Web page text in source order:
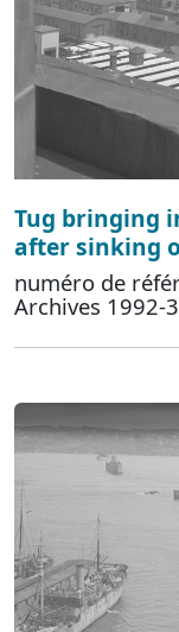
Tug bringing
after sinking
numéro de
Archives 1992-